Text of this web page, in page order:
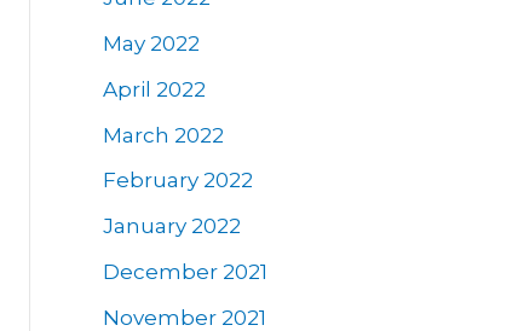
May 2022
April 2022
March 2022
February 2022
January 2022
December 2021
November 2021